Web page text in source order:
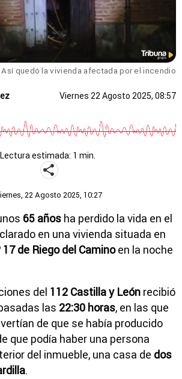
Así quedó la vivienda afectada por el incendio
Viernes 22 Agosto 2025, 08:57
Lectura estimada: 1 min.
22 Agosto 2025, 10:27
65 años ha perdido la vida en el
en una vivienda situada en
de Riego del Caminoen la noche
del 112 Castilla y León recibió
las 22:30 horas, en las que
de que se había producido
que podía haber una persona
del inmueble, una casa de dos
.